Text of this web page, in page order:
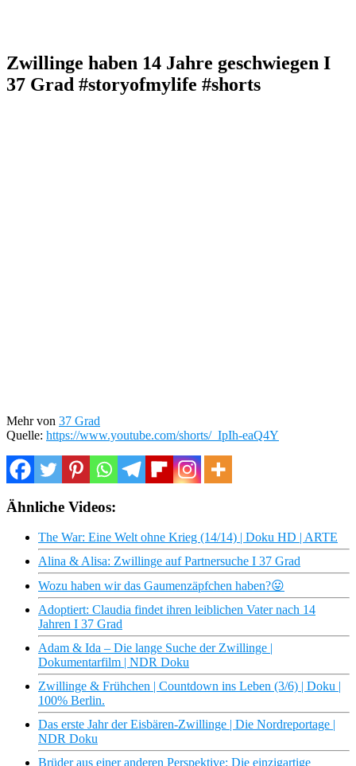
Zwillinge haben 14 Jahre geschwiegen I
37 Grad #storyofmylife #shorts
Mehr von 37 Grad
Quelle: https://www.youtube.com/shorts/_IpIh-eaQ4Y
Ähnliche Videos:
The War: Eine Welt ohne Krieg (14/14) | Doku HD | ARTE
Alina & Alisa: Zwillinge auf Partnersuche I 37 Grad
Wozu haben wir das Gaumenzäpfchen haben?😛
Adoptiert: Claudia findet ihren leiblichen Vater nach 14
Jahren I 37 Grad
Adam & Ida – Die lange Suche der Zwillinge |
Dokumentarfilm | NDR Doku
Zwillinge & Frühchen | Countdown ins Leben (3/6) | Doku |
100% Berlin.
Das erste Jahr der Eisbären-Zwillinge | Die Nordreportage |
NDR Doku
Brüder aus einer anderen Perspektive: Die einzigartige